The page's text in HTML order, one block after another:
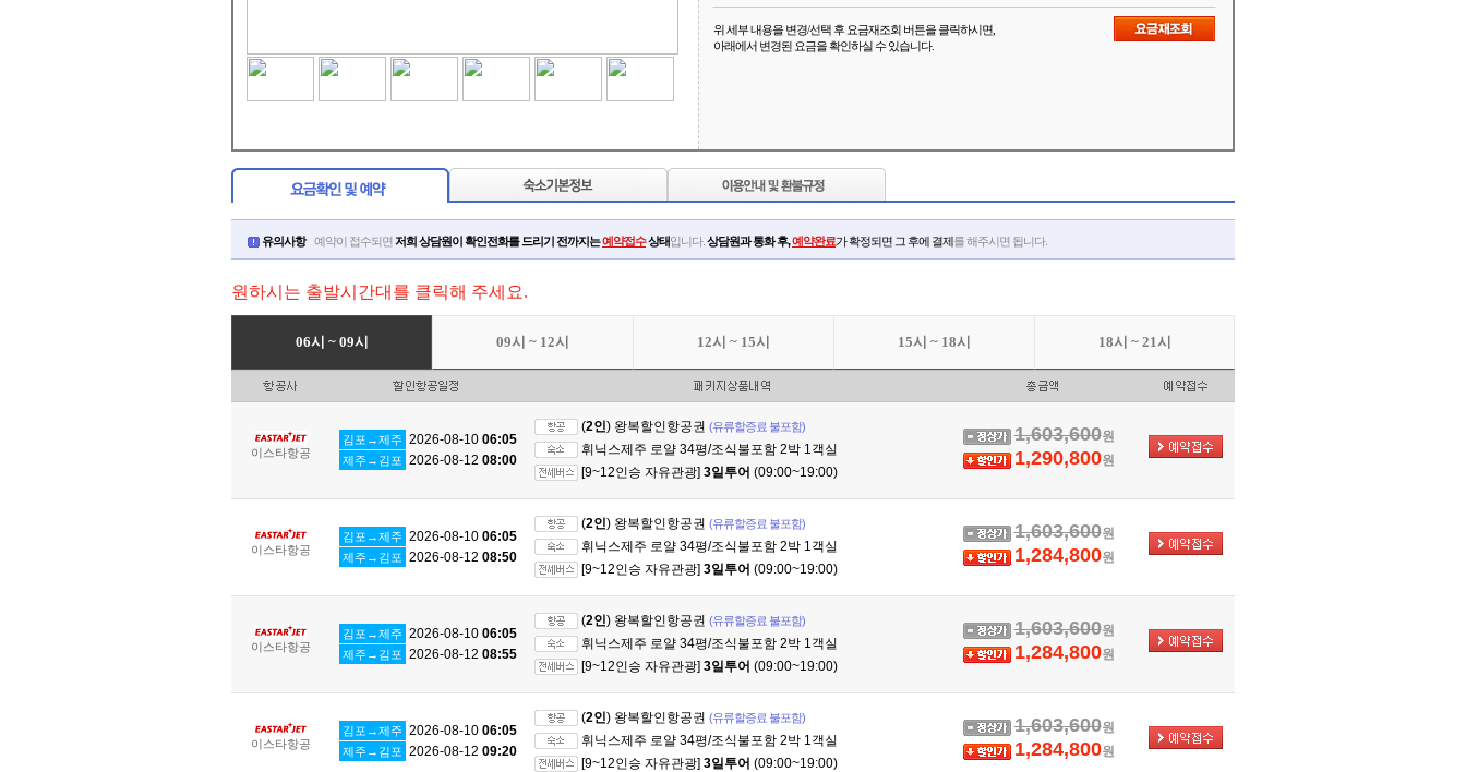
위 세부 내용을 변경/선택 후 요금재조회 버튼을 클릭하시면,
아래에서 변경된 요금을 확인하실 수 있습니다.
유의사항예약이 접수되면 저희 상담원이 확인전화를 드리기 전까지는예약접수상태입니다. 상담원과 통화 후,예약완료가 확정되면 그 후에 결제를 해주시면 됩니다.
원하시는 출발시간대를 클릭해 주세요.
06시 ~ 09시 09시 ~ 12시 12시 ~ 15시 15시 ~ 18시 18시 ~ 21시
이스타항공
김포→제주 2026-08-10 06:05
제주→김포 2026-08-12 08:00
(2인) 왕복할인항공권 (유류할증료 불포함)
휘닉스제주 로얄 34평/조식불포함 2박 1객실
[9~12인승 자유관광] 3일투어 (09:00~19:00)
1,603,600원
1,290,800원
이스타항공
김포→제주 2026-08-10 06:05
제주→김포 2026-08-12 08:50
(2인) 왕복할인항공권 (유류할증료 불포함)
휘닉스제주 로얄 34평/조식불포함 2박 1객실
[9~12인승 자유관광] 3일투어 (09:00~19:00)
1,603,600원
1,284,800원
이스타항공
김포→제주 2026-08-10 06:05
제주→김포 2026-08-12 08:55
(2인) 왕복할인항공권 (유류할증료 불포함)
휘닉스제주 로얄 34평/조식불포함 2박 1객실
[9~12인승 자유관광] 3일투어 (09:00~19:00)
1,603,600원
1,284,800원
이스타항공
김포→제주 2026-08-10 06:05
제주→김포 2026-08-12 09:20
(2인) 왕복할인항공권 (유류할증료 불포함)
휘닉스제주 로얄 34평/조식불포함 2박 1객실
[9~12인승 자유관광] 3일투어 (09:00~19:00)
1,603,600원
1,284,800원